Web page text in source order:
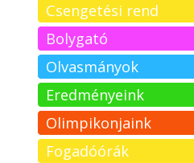
Csengetési rend
Bolygató
Olvasmányok
Eredményeink
Olimpikonjaink
Fogadóórák